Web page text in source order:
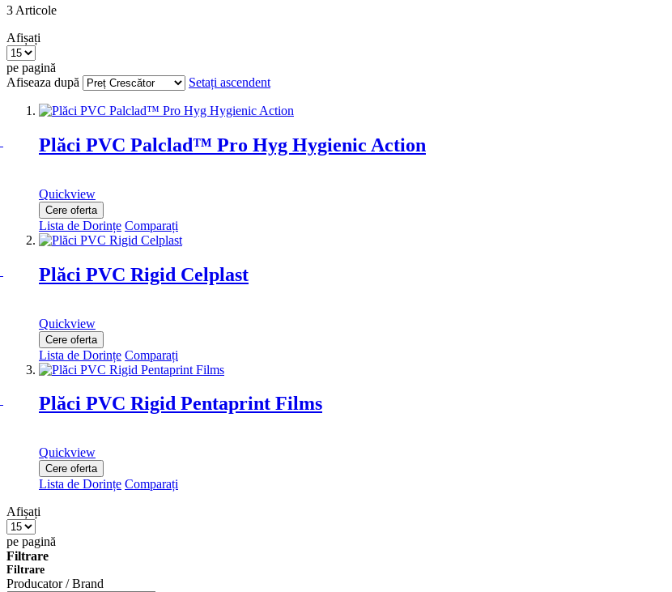
3 Articole
Afișați
pe pagină
Afiseaza după
Setați ascendent
Plăci PVC Palclad™ Pro Hyg Hygienic Action
Quickview
Cere oferta
Lista de Dorințe Comparați
Plăci PVC Rigid Celplast
Quickview
Cere oferta
Lista de Dorințe Comparați
Plăci PVC Rigid Pentaprint Films
Quickview
Cere oferta
Lista de Dorințe Comparați
Afișați
pe pagină
Filtrare
Filtrare
Producator / Brand